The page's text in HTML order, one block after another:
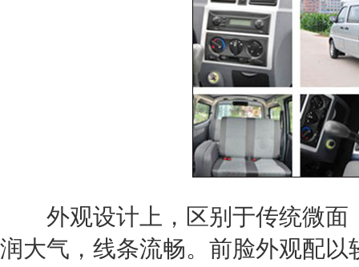
外观设计上，区别于传统微面
润大气，线条流畅。前脸外观配